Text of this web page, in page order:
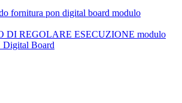
fornitura pon digital board modulo
DI REGOLARE ESECUZIONE modulo
Digital Board